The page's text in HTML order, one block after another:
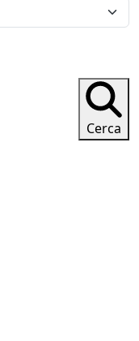
Cerca